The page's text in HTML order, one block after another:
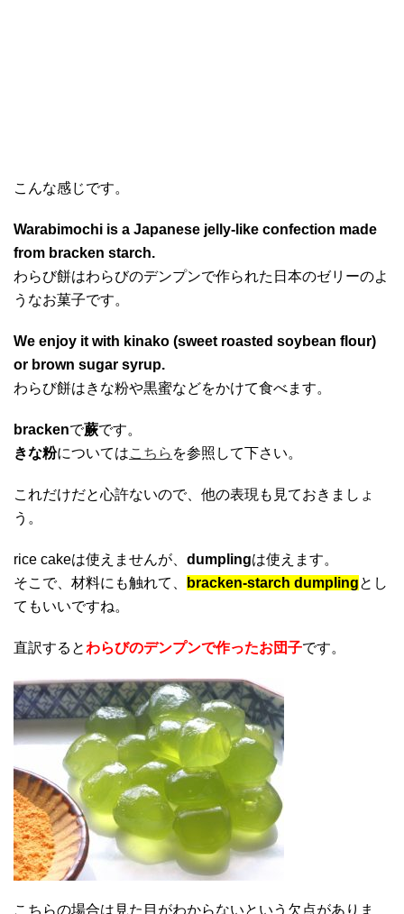
こんな感じです。
Warabimochi is a Japanese jelly-like confection made
from bracken starch.
わらび餅はわらびのデンプンで作られた日本のゼリーのよ
うなお菓子です。
We enjoy it with kinako (sweet roasted soybean flour)
or brown sugar syrup.
わらび餅はきな粉や黒蜜などをかけて食べます。
brackenで蕨です。
きな粉についてはこちら を参照して下さい。
これだけだと心許ないので、他の表現も見ておきましょ
う。
rice cakeは使えませんが、 dumplingは使えます。
そこで、材料にも触れて、
bracken-starch dumplingとし
てもいいですね。
直訳するとわらびのデンプンで作ったお団子です。
こちらの場合は見た目がわからないという欠点がありま